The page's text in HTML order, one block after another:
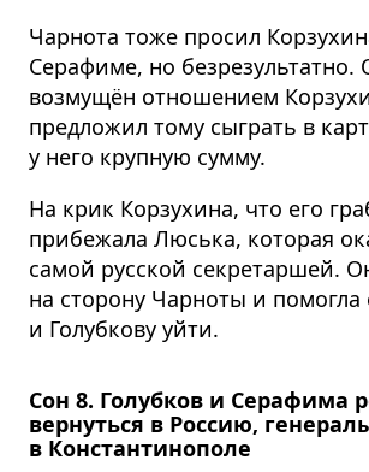
Чарнота тоже просил
Серафиме, но безрезультатно.
возмущён отношением
предложил тому сыграть в
у него крупную сумму.
На крик Корзухина, что его
прибежала Люська, которая
самой русской секретаршей.
на сторону Чарноты и помогла
и Голубкову уйти.
Сон 8. Голубков и Серафима
вернуться в Россию,
в Константинополе